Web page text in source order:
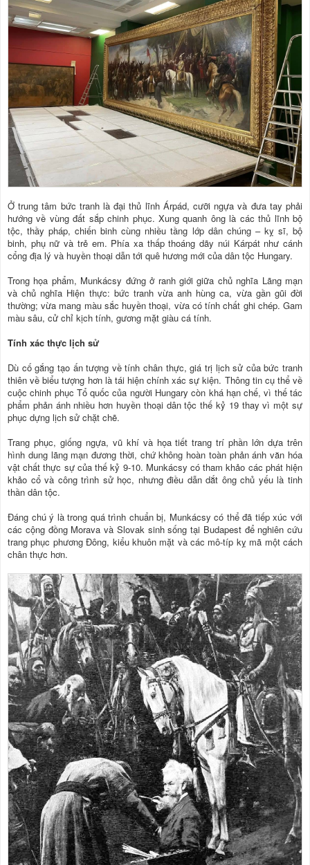
Ở trung tâm bức tranh là đại thủ lĩnh Árpád, cưỡi ngựa và đưa tay phải
hướng về vùng đất sắp chinh phục. Xung quanh ông là các thủ lĩnh bộ
tộc, thầy pháp, chiến binh cùng nhiều tầng lớp dân chúng – kỵ sĩ, bộ
binh, phụ nữ và trẻ em. Phía xa thấp thoáng dãy núi Kárpát như cánh
cổng địa lý và huyền thoại dẫn tới quê hương mới của dân tộc Hungary.
Trong họa phẩm, Munkácsy đứng ở ranh giới giữa chủ nghĩa Lãng mạn
và chủ nghĩa Hiện thực: bức tranh vừa anh hùng ca, vừa gần gũi đời
thường; vừa mang màu sắc huyền thoại, vừa có tính chất ghi chép. Gam
màu sâu, cử chỉ kịch tính, gương mặt giàu cá tính.
Tính xác thực lịch sử
Dù cố gắng tạo ấn tượng về tính chân thực, giá trị lịch sử của bức tranh
thiên về biểu tượng hơn là tái hiện chính xác sự kiện. Thông tin cụ thể về
cuộc chinh phục Tổ quốc của người Hungary còn khá hạn chế, vì thế tác
phẩm phản ánh nhiều hơn huyền thoại dân tộc thế kỷ 19 thay vì một sự
phục dựng lịch sử chặt chẽ.
Trang phục, giống ngựa, vũ khí và họa tiết trang trí phần lớn dựa trên
hình dung lãng mạn đương thời, chứ không hoàn toàn phản ánh văn hóa
vật chất thực sự của thế kỷ 9-10. Munkácsy có tham khảo các phát hiện
khảo cổ và công trình sử học, nhưng điều dẫn dắt ông chủ yếu là tinh
thần dân tộc.
Đáng chú ý là trong quá trình chuẩn bị, Munkácsy có thể đã tiếp xúc với
các cộng đồng Morava và Slovak sinh sống tại Budapest để nghiên cứu
trang phục phương Đông, kiểu khuôn mặt và các mô-típ kỵ mã một cách
chân thực hơn.